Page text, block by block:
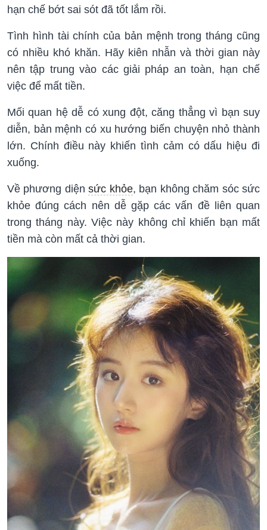
hạn chế bớt sai sót đã tốt lắm rồi.
Tình hình tài chính của bản mệnh trong tháng cũng
có nhiều khó khăn. Hãy kiên nhẫn và thời gian này
nên tập trung vào các giải pháp an toàn, hạn chế
việc để mất tiền.
Mối quan hệ dễ có xung đột, căng thẳng vì bạn suy
diễn, bản mệnh có xu hướng biến chuyện nhỏ thành
lớn. Chính điều này khiến tình cảm có dấu hiệu đi
xuống.
Về phương diệnsức khỏe, bạn không chăm sóc sức
khỏe đúng cách nên dễ gặp các vấn đề liên quan
trong tháng này. Việc này không chỉ khiến bạn mất
tiền mà còn mất cả thời gian.